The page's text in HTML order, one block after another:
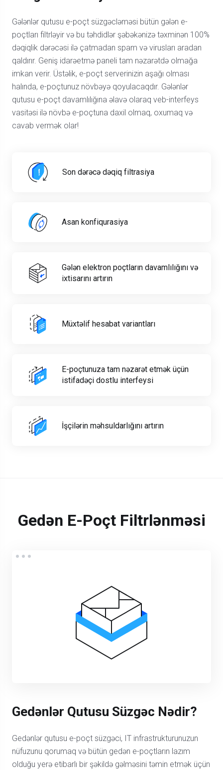
Gələnlər qutusu e-poçt süzgəcləməsi bütün gələn e-
poçtları filtrləyir və bu təhdidlər şəbəkənizə təxminən 100%
dəqiqlik dərəcəsi ilə çatmadan spam və virusları aradan
qaldırır. Geniş idarəetmə paneli tam nəzarətdə olmağa
imkan verir. Üstəlik, e-poçt serverinizin aşağı olması
halında, e-poçtunuz növbəyə qoyulacaqdır. Gələnlər
qutusu e-poçt davamlılığına əlavə olaraq veb-interfeys
vasitəsi ilə növbə e-poçtuna daxil olmaq, oxumaq və
cavab vermək olar!
Son dərəcə dəqiq filtrasiya
Asan konfiqurasiya
Gələn elektron poçtların davamlılığını və
ixtisarını artırın
Müxtəlif hesabat variantları
E-poçtunuza tam nəzarət etmək üçün
istifadəçi dostlu interfeysi
İşçilərin məhsuldarlığını artırın
Gedən E-Poçt Filtrlənməsi
Gedənlər Qutusu Süzgəc Nədir?
Gedənlər qutusu e-poçt süzgəci, IT infrastrukturunuzun
nüfuzunu qorumaq və bütün gedən e-poçtların lazım
olduğu yerə etibarlı bir şəkildə gəlməsini təmin etmək üçün